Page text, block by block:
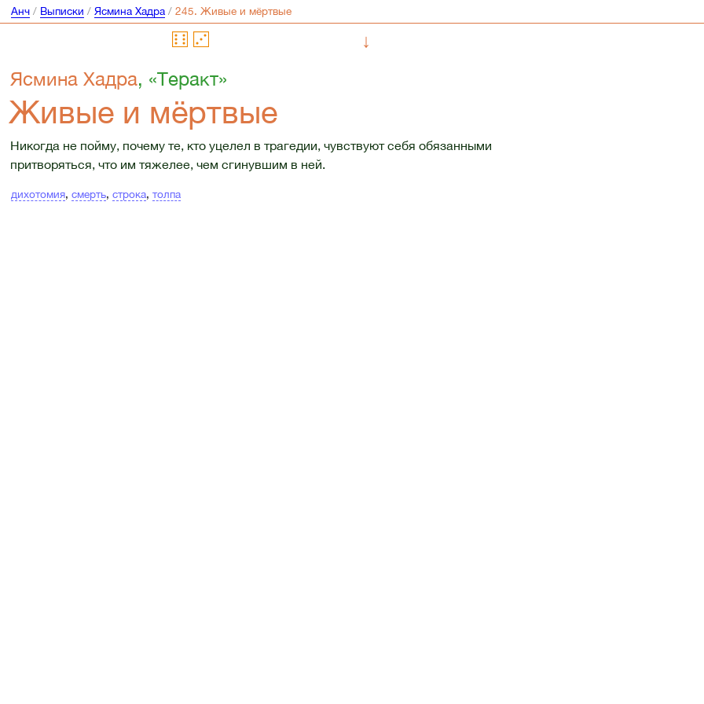
Анч/ Выписки / Ясмина Хадра/
↓
Ясмина Хадра, «Теракт»
Живые и мёртвые
Никогда не пойму, почему те, кто уцелел в трагедии, чувствуют себя обязанными
притворяться, что им тяжелее, чем сгинувшим в ней.
дихотомия, смерть, строка, толпа